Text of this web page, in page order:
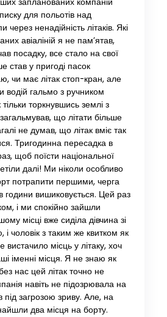
запланованих компаній
для польотів над
ненадійність літаків. Які
авіаліній я не пам’ятав,
посадку, все стало на свої
став у пригоді пасок
чи має літак стоп-кран, але
водій гальмо з ручником
торкнувшись землі з
що літати більше
не думав, що літак вміє так
Тригодинна пересадка в
щоб поїсти національної
далі! Ми ніколи особливо
потрапити першими, черга
години вишиковується. Цей раз
і ми спокійно зайшли
місці вже сиділа дівчина зі
чоловік з таким же квитком як
місць у літаку, хоч
іменні місця. Я не знаю як
нас цей літак точно не
навіть не підозрювала на
під загрозою зриву. Але, на
два місця на борту.